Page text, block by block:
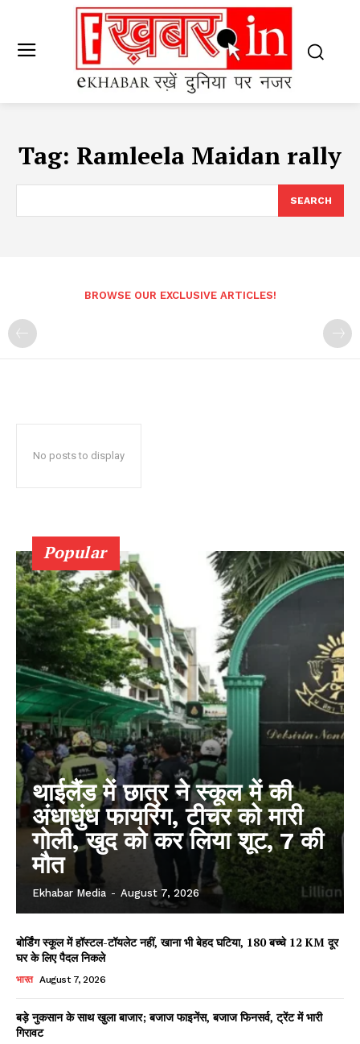
Tag: Ramleela Maidan rally
SEARCH
BROWSE OUR EXCLUSIVE ARTICLES!
No posts to display
Popular
थाईलैंड में छात्र ने स्कूल में की
अंधाधुंध फायरिंग, टीचर को मारी
गोली, खुद को कर लिया शूट, 7 की
मौत
Ekhabar Media - August 7, 2026
बोर्डिंग स्कूल में हॉस्टल-टॉयलेट नहीं, खाना भी बेहद घटिया, 180 बच्चे 12 KM दूर
घर के लिए पैदल निकले
भारत August 7, 2026
बड़े नुकसान के साथ खुला बाजार; बजाज फाइनेंस, बजाज फिनसर्व, ट्रेंट में भारी
गिरावट